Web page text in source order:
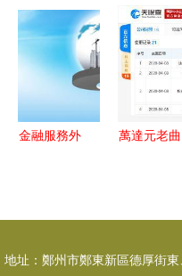
合與研究
2025）
500萬金融
從業者如何
謀變？
金融服務外
萬達元老曲
地址：鄭州市鄭東新區德厚街